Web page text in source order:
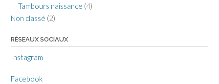
Tambours naissance (4)
Non classé (2)
RÉSEAUX SOCIAUX
Instagram
Facebook